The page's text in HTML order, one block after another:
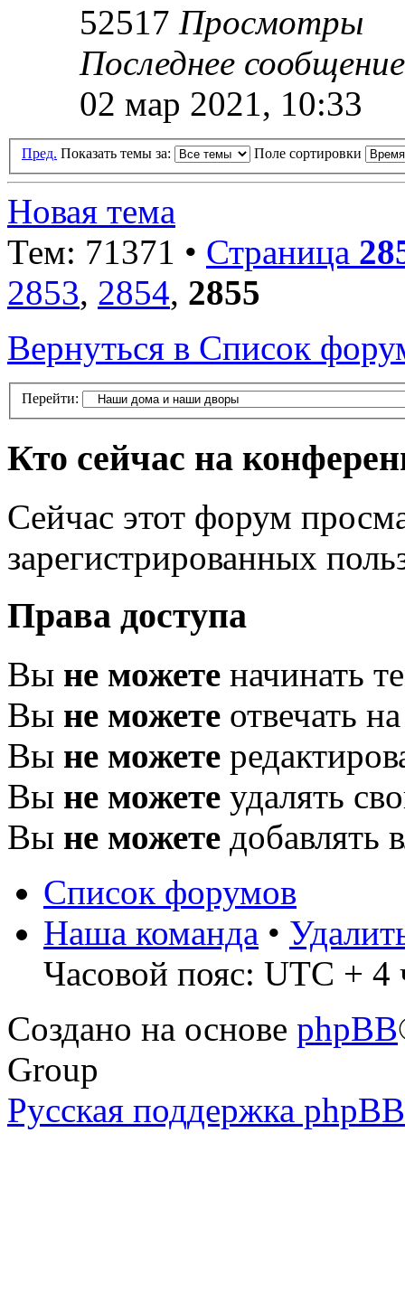
52517 Просмотры
Последнее
02 мар 2021, 10:33
Пред. Показать темы за: Поле сортировки
Новая тема
Тем: 71371 • Страница
2853, 2854, 2855
Вернуться в Список
Перейти:
Кто сейчас на
Сейчас этот форум
зарегистрированных
Права доступа
Вы не можете начинать
Вы не можете отвечать
Вы не можете
Вы не можете удалять
Вы не можете добавлять
Список форумов
Наша команда •
Часовой пояс: UTC + 4
Создано на основе phpBB
Group
Русская поддержка phpBB